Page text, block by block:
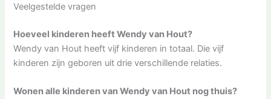
Veelgestelde vragen
Hoeveel kinderen heeft Wendy van Hout?
Wendy van Hout heeft vijf kinderen in totaal. Die vijf
kinderen zijn geboren uit drie verschillende relaties.
Wonen alle kinderen van Wendy van Hout nog thuis?